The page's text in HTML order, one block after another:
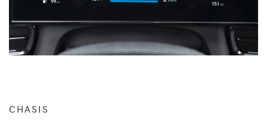
CHASIS